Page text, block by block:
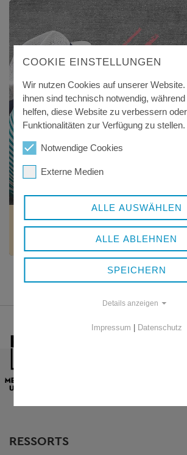
KINDER UND JUGEND
Das Jugendamt und seine Aufgaben
RESSORTS
COOKIE EINSTELLUNGEN
Wir nutzen Cookies auf unserer
ihnen sind technisch notwendig,
helfen, diese Website zu verbessern
Funktionalitäten zur Verfügung zu stellen.
Notwendige Cookies
Externe Medien
ALLE AUSWÄHLEN
ALLE ABLEHNEN
SPEICHERN
Details anzeigen
Impressum | Datenschutz